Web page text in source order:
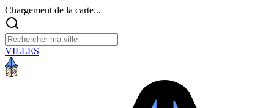
Chargement de la carte...
VILLES